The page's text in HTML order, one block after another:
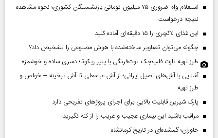
استعلام وام ضروری ۷۵ میلیون تومانی بازنشستگان کشوری؛ نحوه مشاهده
نتیجه درخواست
این غذای لاکچری را ۱۵ دقیقه‌ای آماده کنید
چگونه می‌توان تصاویر ساخته‌شده با هوش مصنوعی را تشخیص داد؟
طرز تهیه تارت فلپ‌جک توت‌فرنگی با پنیر ریکوتا؛ دسری ساده و خوشمزه
آشنایی با آش‌های اصیل ایرانی؛ از آش عباسعلی تا آش ترخینه + خواص و
طرز تهیه
پارک شیرین قابلیت‌ بالایی برای اجرای پروژهای تفریحی دارد
مراقب باشید این بیماری عجیب و غریب را از کنه نگیرید!
خاوران؛ گمشده‌ای در تاریخ کرمانشاه